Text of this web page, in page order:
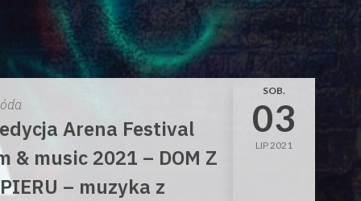
Arena Festival
& music 2021 – DOM Z
– muzyka z
SOB.
03
LIP 2021